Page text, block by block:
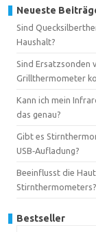
Neueste
Sind
Haushalt?
Sind Ersatzsonden
Grillthermometer
Kann ich mein
das genau?
Gibt es
USB‑Aufladung?
Beeinflusst die
Stirnthermometers?
Bestseller